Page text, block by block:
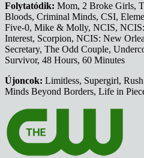
Folytatódik: Mom, 2 Broke Girls,
Bloods, Criminal Minds, CSI,
Five-0, Mike & Molly, NCIS,
Interest, Scorpion, NCIS: New
Secretary, The Odd Couple,
Survivor, 48 Hours, 60 Minutes
Újoncok: Limitless, Supergirl,
Minds Beyond Borders, Life in